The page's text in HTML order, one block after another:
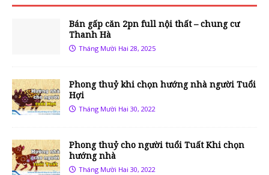
Bán gấp căn 2pn full nội thất – chung cư
Thanh Hà
Tháng Mười Hai 28, 2025
Phong thuỷ khi chọn hướng nhà người Tuổi
Hợi
Tháng Mười Hai 30, 2022
Phong thuỷ cho người tuổi Tuất Khi chọn
hướng nhà
Tháng Mười Hai 30, 2022